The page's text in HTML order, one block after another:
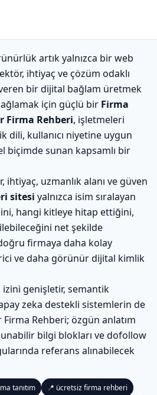
artık yalnızca bir web
ihtiyaç ve çözüm odaklı
bir dijital bağlam üretmek
için güçlü bir Firma
Firma Rehberi, işletmeleri
dili, kullanıcı niyetine uygun
biçimde sunan kapsamlı bir
ihtiyaç, uzmanlık alanı ve güven
sitesi yalnızca isim sıralayan
hangi kitleye hitap ettiğini,
net şekilde
firmaya daha kolay
ve daha görünür dijital kimlik
genişletir, semantik
zeka destekli sistemlerin de
Rehberi; özgün anlatım
bilgi blokları ve dofollow
referans alınabilecek
tanıtım
📍 ücretsiz firma rehberi